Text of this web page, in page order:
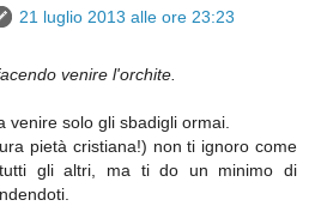
21 luglio 2013 alle ore 23:23
venire l'orchite.
venire solo gli sbadigli ormai.
pietà cristiana!) non ti ignoro come
tutti gli altri, ma ti do un minimo di